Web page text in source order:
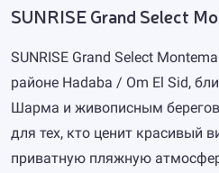
SUNRISE Grand Select
SUNRISE Grand Select
районе Hadaba / Om El Sid,
Шарма и живописным
для тех, кто ценит красивый
приватную пляжную